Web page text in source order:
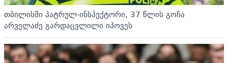
თბილისში პატრულ-ინსპექტორი, 37 წლის გოჩა
არველაძე გარდაცვლილი იპოვეს